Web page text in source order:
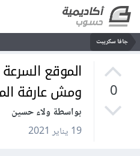
جافا سكريبت
0
الموقع
ومش عارفة
بواسطة ولاء حسين
19 يناير 2021